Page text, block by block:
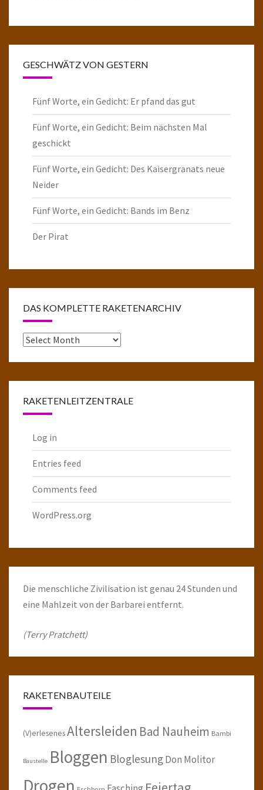
GESCHWÄTZ VON GESTERN
Fünf Worte, ein Gedicht: Er pfand das gut
Fünf Worte, ein Gedicht: Beim nächsten Mal
geschickt
Fünf Worte, ein Gedicht: Des Kaisergranats neue
Neider
Fünf Worte, ein Gedicht: Bands im Benz
Der Pirat
DAS KOMPLETTE RAKETENARCHIV
Das
RAKETENLEITZENTRALE
Log in
Entries feed
Comments feed
WordPress.org
Die menschliche Zivilisation ist genau 24 Stunden und
eine Mahlzeit von der Barbarei entfernt.
(Terry Pratchett)
RAKETENBAUTEILE
(V)erlesenesAltersleiden Bad Nauheim Bambi
Baustelle Bloggen BloglesungDon Molitor
Drogen